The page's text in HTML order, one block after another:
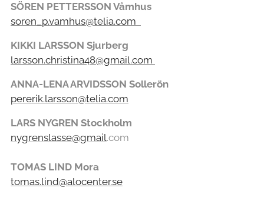
SÖREN PETTERSSON Våmhus
soren_p.vamhus@telia.com
KIKKI LARSSON Sjurberg
larsson.christina48@gmail.com
ANNA-LENA ARVIDSSON Sollerön
pererik.larsson@telia.com
LARS NYGREN Stockholm
nygrenslasse@gmail.com
TOMAS LIND Mora
tomas.lind@alocenter.se